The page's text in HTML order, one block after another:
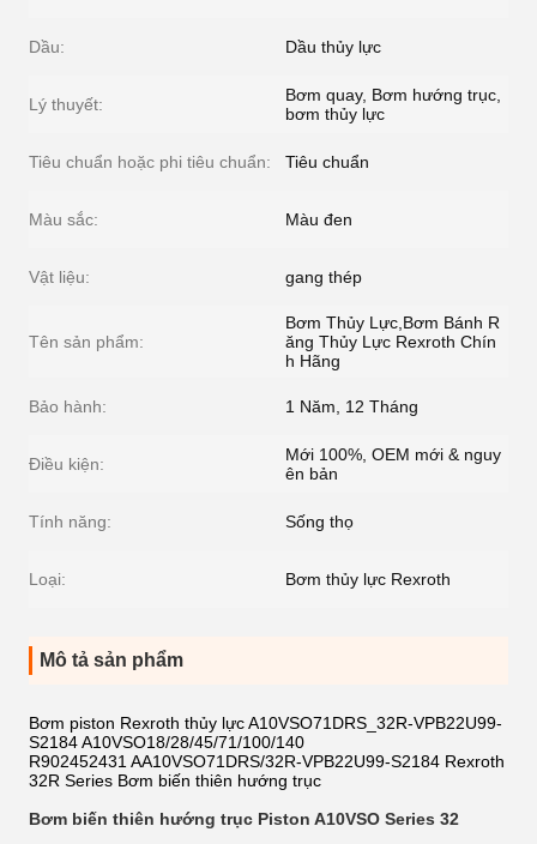
Dầu: Dầu thủy lực
Lý thuyết:
Bơm quay, Bơm hướng trục,
bơm thủy lực
Tiêu chuẩn hoặc phi tiêu chuẩn: Tiêu chuẩn
Màu sắc: Màu đen
Vật liệu: gang thép
Tên sản phẩm:
Bơm Thủy Lực,Bơm Bánh R
ăng Thủy Lực Rexroth Chín
h Hãng
Bảo hành: 1 Năm, 12 Tháng
Điều kiện:
Mới 100%, OEM mới & nguy
ên bản
Tính năng: Sống thọ
Loại: Bơm thủy lực Rexroth
Mô tả sản phẩm
Bơm piston Rexroth thủy lực A10VSO71DRS_32R-VPB22U99-
S2184 A10VSO18/28/45/71/100/140
R902452431 AA10VSO71DRS/32R-VPB22U99-S2184 Rexroth
32R Series Bơm biến thiên hướng trục
Bơm biến thiên hướng trục Piston A10VSO Series 32